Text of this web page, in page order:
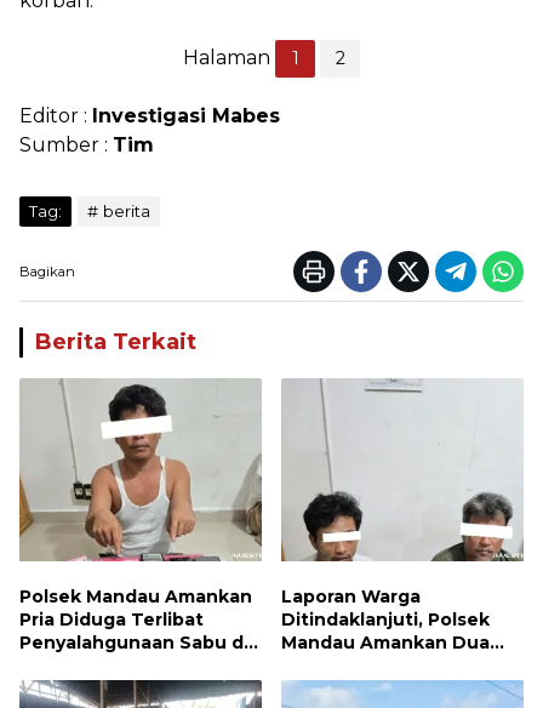
Halaman 1 2
Editor : Investigasi Mabes
Sumber : Tim
Tag: berita
Bagikan
Berita Terkait
Polsek Mandau Amankan
Pria Diduga Terlibat
Penyalahgunaan Sabu di
Laporan Warga
Ditindaklanjuti, Polsek
Mandau Amankan Dua
Paket Sabu